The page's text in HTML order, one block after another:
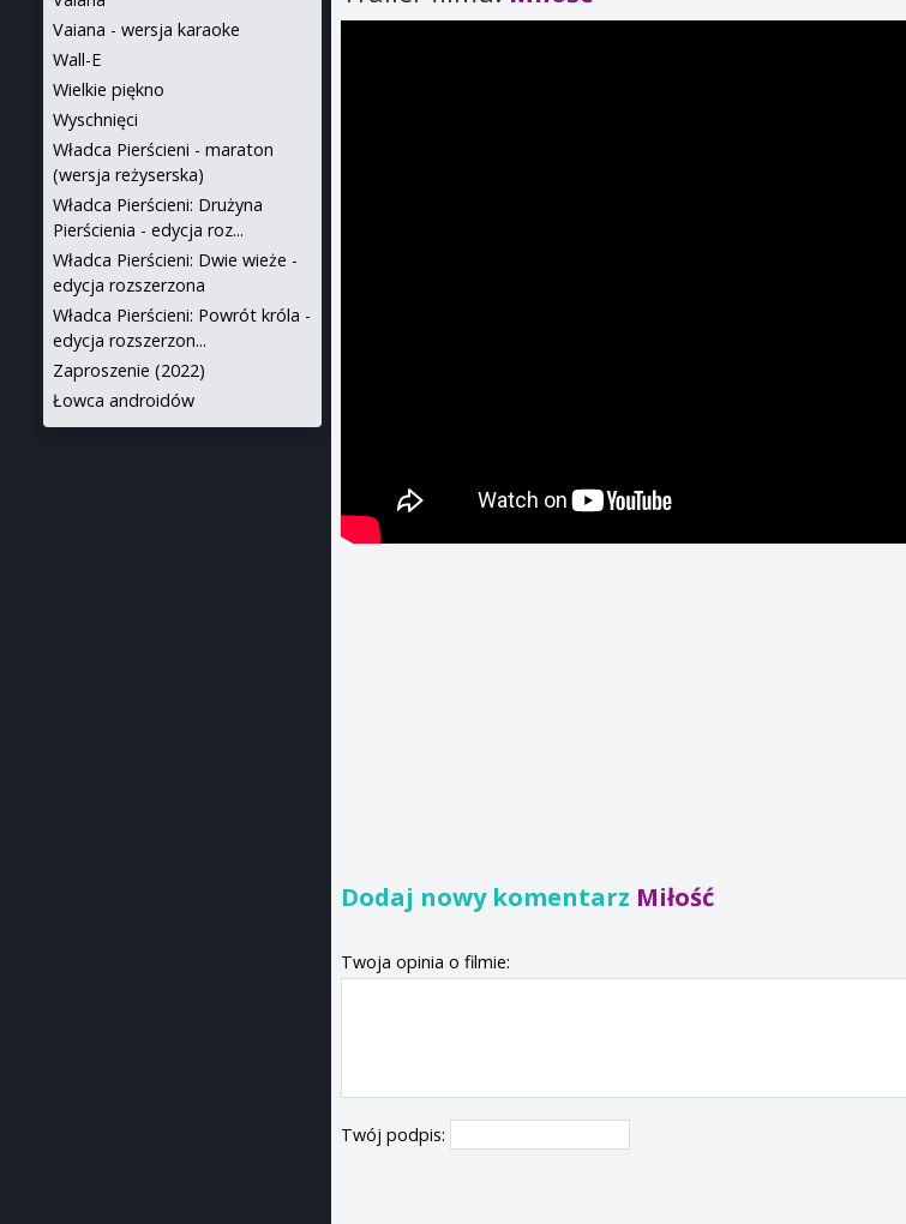
Dodaj nowy komentarz Miłość
Twoja opinia o filmie:
Twój podpis:
Vaiana - wersja karaoke
Wall-E
Wielkie piękno
Wyschnięci
Władca Pierścieni - maraton
(wersja reżyserska)
Władca Pierścieni: Drużyna
Pierścienia - edycja roz...
Władca Pierścieni: Dwie wieże -
edycja rozszerzona
Władca Pierścieni: Powrót króla -
edycja rozszerzon...
Zaproszenie (2022)
Łowca androidów